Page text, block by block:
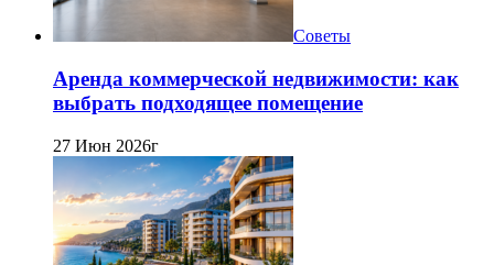
Советы
Аренда коммерческой недвижимости: как
выбрать подходящее помещение
27 Июн 2026г